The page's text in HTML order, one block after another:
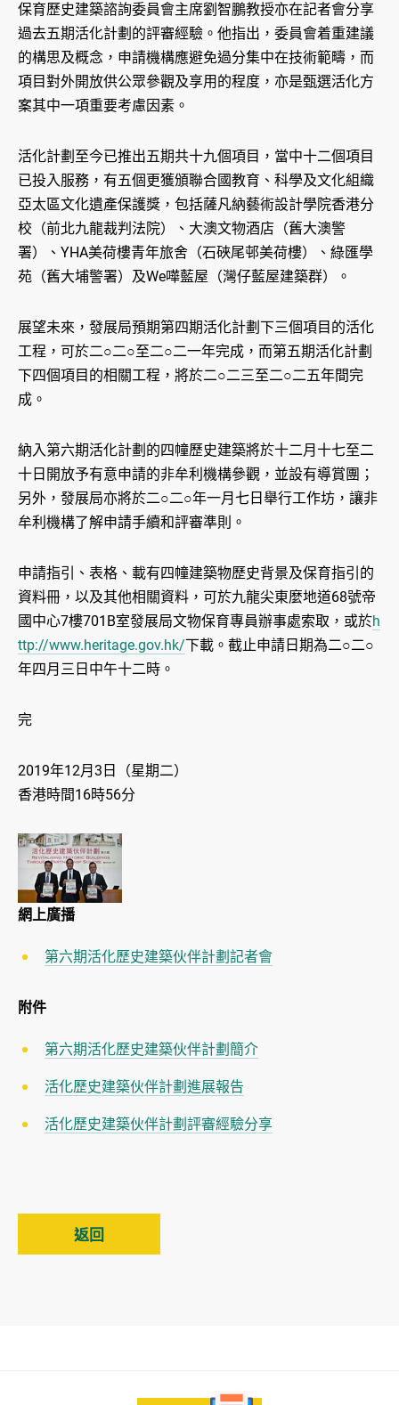
保育歷史建築諮詢委員會主席劉智鵬教授亦在記者會分享
過去五期活化計劃的評審經驗。他指出，委員會着重建議
的構思及概念，申請機構應避免過分集中在技術範疇，而
項目對外開放供公眾參觀及享用的程度，亦是甄選活化方
案其中一項重要考慮因素。
活化計劃至今已推出五期共十九個項目，當中十二個項目
已投入服務，有五個更獲頒聯合國教育、科學及文化組織
亞太區文化遺產保護獎，包括薩凡納藝術設計學院香港分
校（前北九龍裁判法院）、大澳文物酒店（舊大澳警
署）、YHA美荷樓青年旅舍（石硤尾邨美荷樓）、綠匯學
苑（舊大埔警署）及We嘩藍屋（灣仔藍屋建築群）。
展望未來，發展局預期第四期活化計劃下三個項目的活化
工程，可於二○二○至二○二一年完成，而第五期活化計劃
下四個項目的相關工程，將於二○二三至二○二五年間完
成。
納入第六期活化計劃的四幢歷史建築將於十二月十七至二
十日開放予有意申請的非牟利機構參觀，並設有導賞團；
另外，發展局亦將於二○二○年一月七日舉行工作坊，讓非
牟利機構了解申請手續和評審準則。
申請指引、表格、載有四幢建築物歷史背景及保育指引的
資料冊，以及其他相關資料，可於九龍尖東麼地道68號帝
國中心7樓701B室發展局文物保育專員辦事處索取，或於h
ttp://www.heritage.gov.hk/下載。截止申請日期為二○二○
年四月三日中午十二時。
完
2019年12月3日（星期二）
香港時間16時56分
網上廣播
第六期活化歷史建築伙伴計劃記者會
附件
第六期活化歷史建築伙伴計劃簡介
活化歷史建築伙伴計劃進展報告
活化歷史建築伙伴計劃評審經驗分享
返回